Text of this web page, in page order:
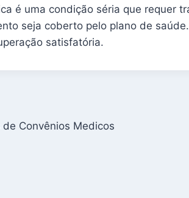
é uma condição séria que requer
seja coberto pelo plano de
satisfatória.
Convênios Medicos